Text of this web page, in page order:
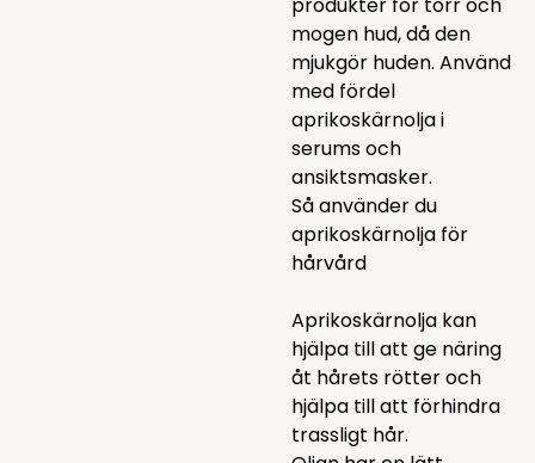
mogen hud, då den
mjukgör huden. Använd
med fördel
aprikoskärnolja i
serums och
ansiktsmasker.
Så använder du
aprikoskärnolja för
hårvård
Aprikoskärnolja kan
hjälpa till att ge näring
åt hårets rötter och
hjälpa till att förhindra
trassligt hår.